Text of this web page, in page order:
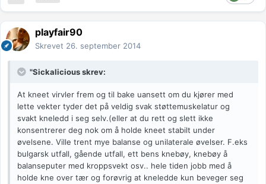
playfair90
Skrevet 26. september 2014
"Sickalicious skrev:
At kneet virvler frem og til bake uansett om du kjører med
lette vekter tyder det på veldig svak støttemuskelatur og
svakt kneledd i seg selv.(eller at du rett og slett ikke
konsentrerer deg nok om å holde kneet stabilt under
øvelsene. Ville trent mye balanse og unilaterale øvelser. F.eks
bulgarsk utfall, gående utfall, ett bens knebøy, knebøy å
balanseputer med kroppsvekt osv.. hele tiden jobb med å
holde kne over tær og forøvrig at kneledde kun beveger seg